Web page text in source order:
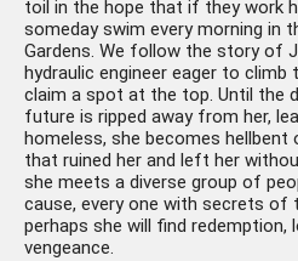
toil in the hope that if they work
someday swim every morning in
Gardens. We follow the story of
hydraulic engineer eager to climb
claim a spot at the top. Until the
future is ripped away from her,
homeless, she becomes
that ruined her and left her
she meets a diverse group of
cause, every one with secrets of
perhaps she will find redemption,
vengeance.